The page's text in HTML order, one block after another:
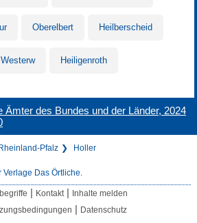
Oberelbert Heilberscheid
Heiligenroth
Ämter des Bundes und der Länder, 2024
Rheinland-Pfalz Holler
Verlage Das Örtliche.
| Kontakt | Inhalte melden
| Datenschutz